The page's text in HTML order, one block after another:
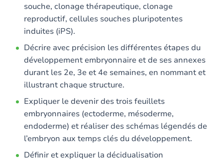
souche, clonage thérapeutique, clonage
reproductif, cellules souches pluripotentes
induites (iPS).
Décrire avec précision les différentes étapes du
développement embryonnaire et de ses annexes
durant les 2e, 3e et 4e semaines, en nommant et
illustrant chaque structure.
Expliquer le devenir des trois feuillets
embryonnaires (ectoderme, mésoderme,
endoderme) et réaliser des schémas légendés de
l’embryon aux temps clés du développement.
Définir et expliquer la décidualisation